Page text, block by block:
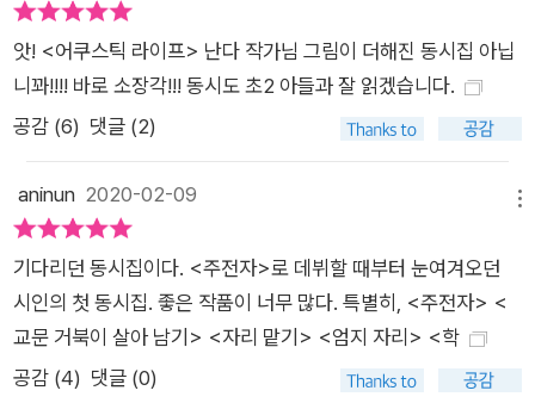
한다(「치킨 치킨」). 우리 눈과 마음에 담기는 세계의 밀도가 한층
높아진다. 공원으로 경로당으로 할아버지 모시고 다니느라 지친
명아주 지팡이 초저녁부터 흙 묻은 발도 안 닦고 현관에 서서 잔
다 천장은 할아버지 마중할 때 켠 전등을 얼른 꺼 주고 벽은 미끄
러지는 지팡이에게 모서리를 내주고 _「명아주 지팡이」 전문 사이
사이 살펴 주고 조용히 받쳐 주는, 조금 떨어졌어도 가장 가까운
그 자리에서 눈에 띄지 않는 것, 심지어 부재하는 것마저 보는 시
인의 유다른 눈은 그가 어떤 자리에 서 있는지를 짐작하게 한다.
그 자리는 지금 곁에 없는 존재까지 볼 수 있을 정도로 세상을 넓
게 조망하는 높이를 가지면서도, 구석구석에 있는 존재들을 유심
히 살필 수 있을 만큼 가까운 곳에 위치할 것이다. 먼지가 청소기
앗! <어쿠스틱 라이프> 난다 작가님 그림이 더해진 동시집 아닙
니꽈!!!! 바로 소장각!!! 동시도 초2 아들과 잘 읽겠습니다.
공감 (6) 댓글 (2)
aninun 2020-02-09
기다리던 동시집이다. <주전자>로 데뷔할 때부터 눈여겨오던
시인의 첫 동시집. 좋은 작품이 너무 많다. 특별히, <주전자> <
교문 거북이 살아 남기> <자리 맡기> <엄지 자리> <학
공감 (4) 댓글 (0)